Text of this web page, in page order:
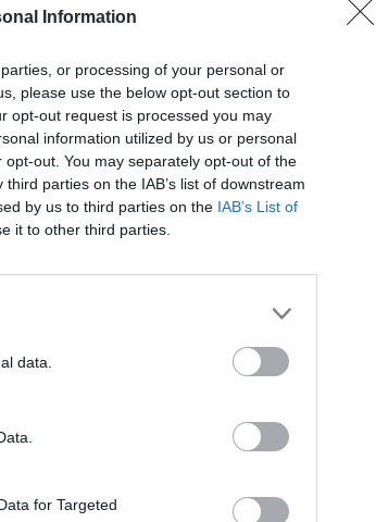
Information
or processing of your personal or
please use the below opt-out section to
opt-out request is processed you may
information utilized by us or personal
out. You may separately opt-out of the
parties on the IAB’s list of downstream
by us to third parties on the IAB’s List of
it to other third parties.
data.
for Targeted
a Concorde, la proposta
così il supporto di tutte
per i videogamer e per gli
senza preoccuparsi di
e nitidi anche in condizioni
di un diaframma da ƒ/2.2 e